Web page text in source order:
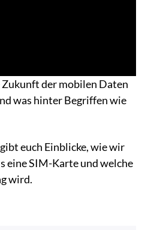
der mobilen Daten
was hinter Begriffen wie
euch Einblicke, wie wir
eine SIM-Karte und welche
wird.